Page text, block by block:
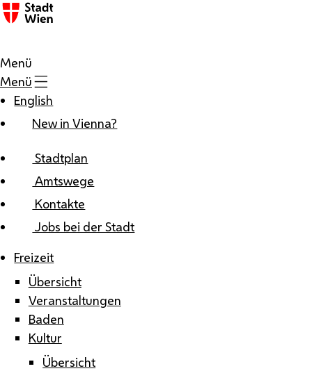
Zum Inhalt
Menü
Menü
English
New in Vienna?
Stadtplan
Amtswege
Kontakte
Jobs bei der Stadt
Freizeit
Übersicht
Veranstaltungen
Baden
Kultur
Übersicht